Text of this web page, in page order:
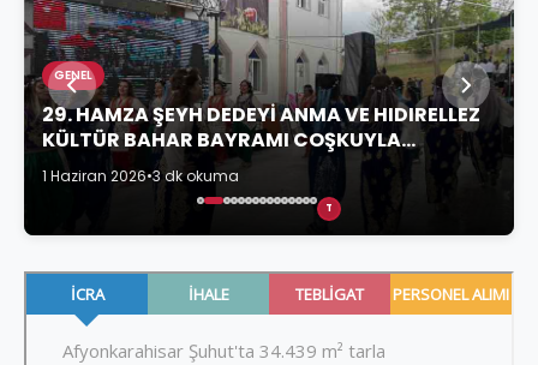
GENEL
29. HAMZA ŞEYH DEDEYİ ANMA VE HIDIRELLEZ
KÜLTÜR BAHAR BAYRAMI COŞKUYLA
KUTLANDI
1 Haziran 2026•3 dk okuma
T